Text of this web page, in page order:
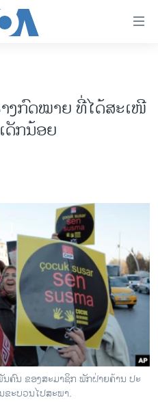
ດ 2024
ງກົດໝາຍ ທີ່ໄດ້ສະເໜີ
ດັກນ້ອຍ
ຄົນ ຂອງສະມາຊິກ ພັກຝ່າຍຄ້ານ ປະ
ະບວນໄປສະພາ.